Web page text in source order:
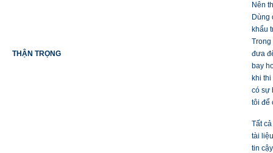
THẬN TRỌNG
Nên
Dùng
khẩu
Trong
đưa
bay
khi
có sự
tôi để
Tất
tài
tin